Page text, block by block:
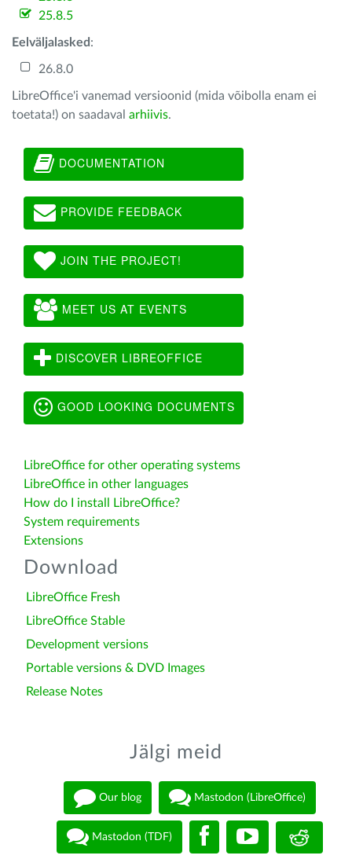
25.8.5
Eelväljalasked :
26.8.0
LibreOffice'i vanemad versioonid (mida võibolla enam ei
toetata!) on saadaval arhiivis.
DOCUMENTATION
PROVIDE FEEDBACK
JOIN THE PROJECT!
MEET US AT EVENTS
DISCOVER LIBREOFFICE
GOOD LOOKING DOCUMENTS
LibreOffice for other operating systems
LibreOffice in other languages
How do I install LibreOffice?
System requirements
Extensions
Download
LibreOffice Fresh
LibreOffice Stable
Development versions
Portable versions & DVD Images
Release Notes
Jälgi meid
Our blog Mastodon (LibreOffice)
Mastodon (TDF)